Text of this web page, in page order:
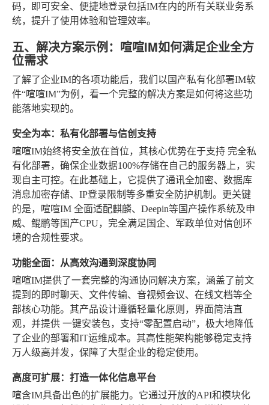
码，即可安全、便捷地登录包括IM在内的所有关联业务系
统，提升了使用体验和管理效率。
五、解决方案示例：喧喧IM如何满足企业全方
位需求
了解了企业IM的各项功能后，我们以国产私有化部署IM软
件“喧喧IM”为例，看一个完整的解决方案是如何将这些功
能落地实现的。
安全为本：私有化部署与信创支持
喧喧IM始终将安全放在首位，其核心优势在于支持 完全私
有化部署，确保企业数据100%存储在自己的服务器上，实
现自主可控。在此基础上，它提供了通讯全加密、数据库
消息加密存储、IP登录限制等多重安全防护机制。更关键
的是，喧喧IM 全面适配麒麟、Deepin等国产操作系统及申
威、鲲鹏等国产CPU，完全满足国企、军政单位对信创环
境的合规性要求。
功能全面：从高效沟通到深度协同
喧喧IM提供了一套完整的沟通协同解决方案，涵盖了前文
提到的即时聊天、文件传输、音视频会议、在线文档等全
部核心功能。其产品设计遵循轻量化原则，界面简洁直
观，并提供 一键安装包，支持“零配置启动”，极大地降低
了企业的部署和IT运维成本。其高性能架构能够稳定支持
万人级高并发，保障了大型企业的稳定使用。
高度可扩展：打造一体化信息平台
喧含IM具备出色的扩展能力。它通过开放的API和模块化